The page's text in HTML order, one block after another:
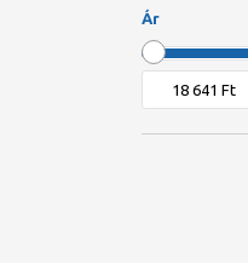
Ár